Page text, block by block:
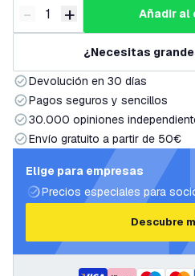
Disminuir cantidad
- Aumentar cantidad
+ añadir
¿Necesitas
Devolución en 30 días
Pagos seguros y sencillos
30.000 opiniones
Envío gratuito a partir de 50€
Elige para empresas
Precios especiales para
Descubre